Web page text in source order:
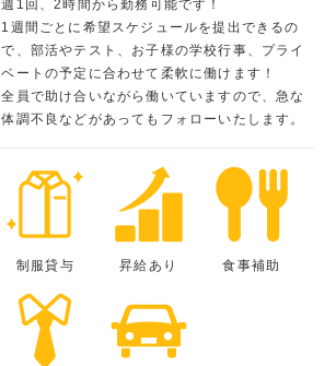
週1回、2時間から勤務可能です！
1週間ごとに希望スケジュールを提出できるの
で、部活やテスト、お子様の学校行事、プライ
ベートの予定に合わせて柔軟に働けます！
全員で助け合いながら働いていますので、急な
体調不良などがあってもフォローいたします。
制服貸与 昇給あり 食事補助